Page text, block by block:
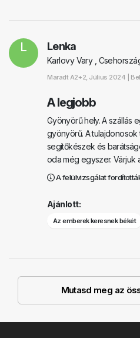
L Lenka
Karlovy Vary ,
Maradt A2+2, Július 2024 |
A legjobb
Gyönyörű hely. A szállás
gyönyörű. A
segítőkészek és
oda még egyszer. Várjuk
A felülvizsgálat
Ajánlott:
Az emberek keresnek békét
Mutasd meg az